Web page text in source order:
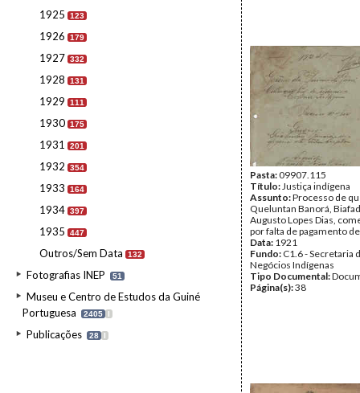
1925 123
1926 179
1927 332
1928 131
1929 111
1930 175
1931 201
1932 354
1933 164
1934 397
1935 447
Outros/Sem Data 132
Fotografias INEP 51
Museu e Centro de Estudos da Guiné
Portuguesa
2405 I
Publicações 28 I
Pasta:09907.115
Título:Justiça indígena
Assunto:Processo de
Queluntan Banorá,
Augusto Lopes Dias,
por falta de pagamento
Data: 1921
Fundo: C1.6 - Secretaria
Negócios Indígenas
Tipo Documental:
Página(s):38